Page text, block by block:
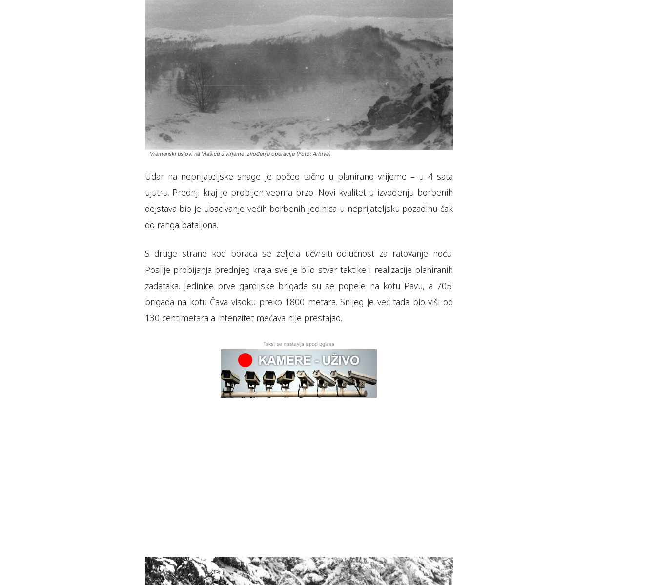
Vremenski uslovi na Vlašiću u virjeme izvođenja operacije (Foto: Arhiva)
Udar na neprijateljske snage je počeo tačno u planirano vrijeme – u 4 sata
ujutru. Prednji kraj je probijen veoma brzo. Novi kvalitet u izvođenju borbenih
dejstava bio je ubacivanje većih borbenih jedinica u neprijateljsku pozadinu čak
do ranga bataljona.
S druge strane kod boraca se željela učvrsiti odlučnost za ratovanje noću.
Poslije probijanja prednjeg kraja sve je bilo stvar taktike i realizacije planiranih
zadataka. Jedinice prve gardijske brigade su se popele na kotu Pavu, a 705.
brigada na kotu Čava visoku preko 1800 metara. Snijeg je već tada bio viši od
130 centimetara a intenzitet mećava nije prestajao.
Tekst se nastavlja ispod oglasa